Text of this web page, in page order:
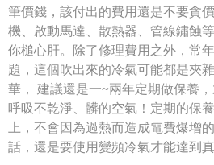
筆價錢，該付出的費用還是不要貪
機、啟動馬達、散熱器、管線鏽蝕
你槌心肝。除了修理費用之外，常
題，這個吹出來的冷氣可能都是夾
華， 建議還是一~兩年定期做保養
呼吸不乾淨、髒的空氣！定期的保
上，不會因為過熱而造成電費爆增
話，還是要使用變頻冷氣才能達到真